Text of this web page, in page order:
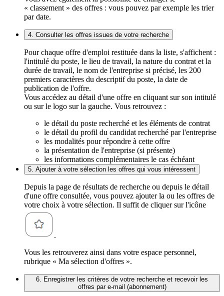
« classement » des offres : vous pouvez par exemple les trier
par date.
4. Consulter les offres issues de votre recherche
Pour chaque offre d'emploi restituée dans la liste, s'affichent :
l'intitulé du poste, le lieu de travail, la nature du contrat et la
durée de travail, le nom de l'entreprise si précisé, les 200
premiers caractères du descriptif du poste, la date de
publication de l'offre.
Vous accédez au détail d'une offre en cliquant sur son intitulé
ou sur le logo sur la gauche. Vous retrouvez :
le détail du poste recherché et les éléments de contrat
le détail du profil du candidat recherché par l'entreprise
les modalités pour répondre à cette offre
la présentation de l'entreprise (si présente)
les informations complémentaires le cas échéant
5. Ajouter à votre sélection les offres qui vous intéressent
Depuis la page de résultats de recherche ou depuis le détail
d'une offre consultée, vous pouvez ajouter la ou les offres de
votre choix à votre sélection. Il suffit de cliquer sur l'icône
.
Vous les retrouverez ainsi dans votre espace personnel,
rubrique « Ma sélection d'offres ».
6. Enregistrer les critères de votre recherche et recevoir les
offres par e-mail (abonnement)